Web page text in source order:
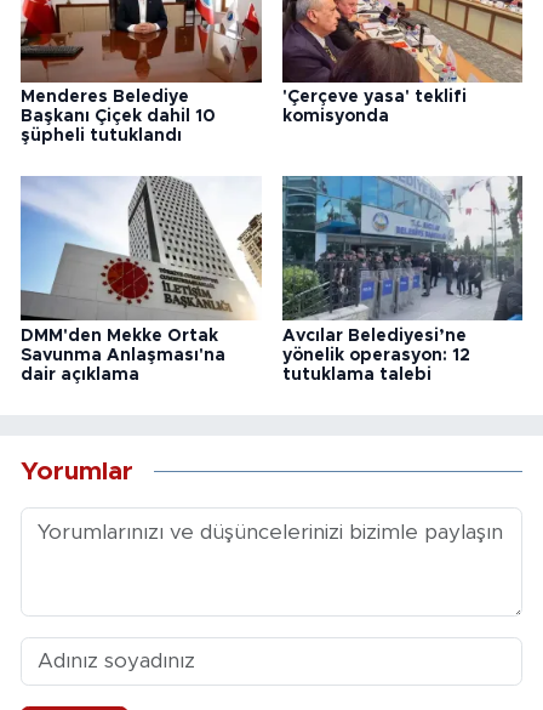
Menderes Belediye
Başkanı Çiçek dahil 10
şüpheli tutuklandı
'Çerçeve yasa' teklifi
komisyonda
DMM'den Mekke Ortak
Savunma Anlaşması'na
dair açıklama
Avcılar Belediyesi’ne
yönelik operasyon: 12
tutuklama talebi
Yorumlar